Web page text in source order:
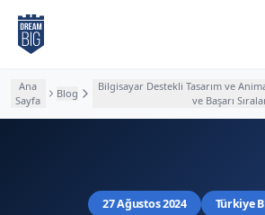
Ana içeriğe atla
Ana
Sayfa
Blog
Bilgisayar Destekli Tasarım ve
ve Başarı
27 Ağustos 2024 Türkiye